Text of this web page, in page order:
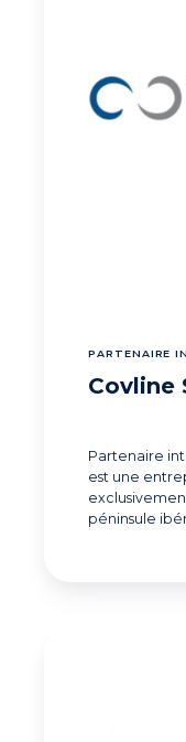
PARTENAIRE
Covline
Partenaire
est une
péninsule